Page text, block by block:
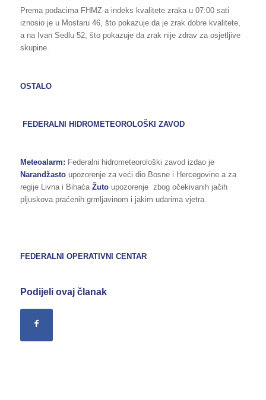
Prema podacima FHMZ-a indeks kvalitete zraka u 07:00 sati
iznosio je u Mostaru 46, što pokazuje da je zrak dobre kvalitete,
a na Ivan Sedlu 52, što pokazuje da zrak nije zdrav za osjetljive
skupine.
OSTALO
FEDERALNI HIDROMETEOROLOŠKI ZAVOD
Meteoalarm: Federalni hidrometeorološki zavod izdao je
Narandžasto upozorenje za veći dio Bosne i Hercegovine a za
regije Livna i Bihaća Žutoupozorenje zbog očekivanih jačih
pljuskova praćenih grmljavinom i jakim udarima vjetra.
FEDERALNI OPERATIVNI CENTAR
Podijeli ovaj članak